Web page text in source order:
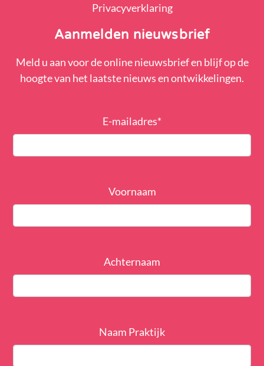
Privacyverklaring
Aanmelden nieuwsbrief
Meld u aan voor de online nieuwsbrief en blijf op de
hoogte van het laatste nieuws en ontwikkelingen.
E-mailadres*
Voornaam
Achternaam
Naam Praktijk